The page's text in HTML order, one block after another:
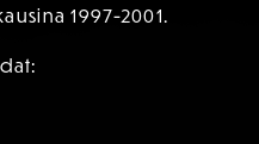
1997-2001.